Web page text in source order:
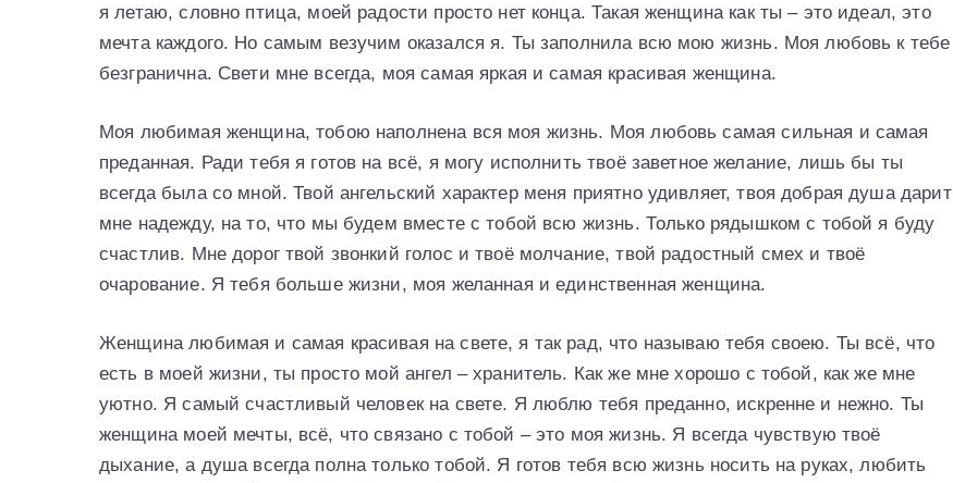
я летаю, словно птица, моей радости просто нет конца. Такая женщина как ты – это идеал, это
мечта каждого. Но самым везучим оказался я. Ты заполнила всю мою жизнь. Моя любовь к тебе
безгранична. Свети мне всегда, моя самая яркая и самая красивая женщина.
Моя любимая женщина, тобою наполнена вся моя жизнь. Моя любовь самая сильная и самая
преданная. Ради тебя я готов на всё, я могу исполнить твоё заветное желание, лишь бы ты
всегда была со мной. Твой ангельский характер меня приятно удивляет, твоя добрая душа дарит
мне надежду, на то, что мы будем вместе с тобой всю жизнь. Только рядышком с тобой я буду
счастлив. Мне дорог твой звонкий голос и твоё молчание, твой радостный смех и твоё
очарование. Я тебя больше жизни, моя желанная и единственная женщина.
Женщина любимая и самая красивая на свете, я так рад, что называю тебя своею. Ты всё, что
есть в моей жизни, ты просто мой ангел – хранитель. Как же мне хорошо с тобой, как же мне
уютно. Я самый счастливый человек на свете. Я люблю тебя преданно, искренне и нежно. Ты
женщина моей мечты, всё, что связано с тобой – это моя жизнь. Я всегда чувствую твоё
дыхание, а душа всегда полна только тобой. Я готов тебя всю жизнь носить на руках, любить